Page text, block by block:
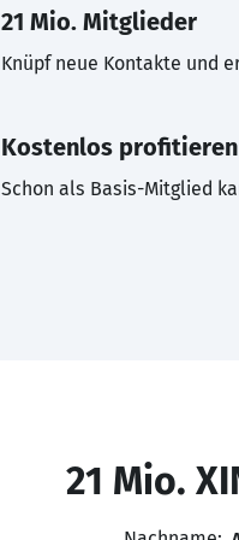
21 Mio. Mitglieder
Knüpf neue Kontakte und
Kostenlos profitieren
Schon als Basis-Mitglied
21 Mio.